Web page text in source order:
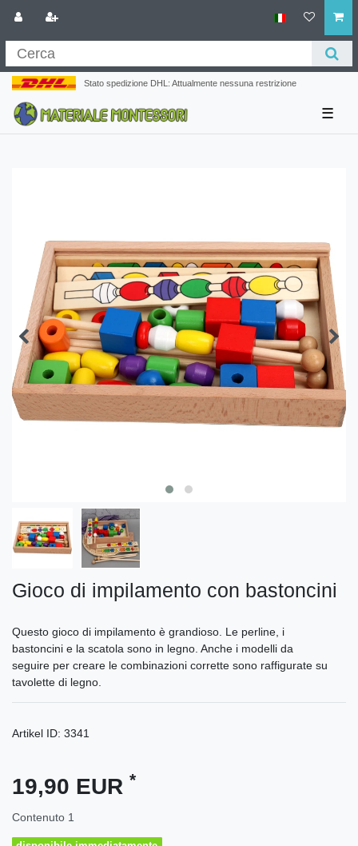
Stato spedizione DHL: Attualmente nessuna restrizione
☰
Gioco di impilamento con bastoncini
Questo gioco di impilamento è grandioso. Le perline, i
bastoncini e la scatola sono in legno. Anche i modelli da
seguire per creare le combinazioni corrette sono raffigurate su
tavolette di legno.
Artikel ID: 3341
19,90 EUR *
Contenuto 1